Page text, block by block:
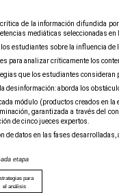
de la información difundida
mediáticas seleccionadas en
estudiantes sobre la influencia de
para analizar críticamente los
que los estudiantes consideran
desinformación: aborda los
módulo (productos creados en
garantizada a través del
de cinco jueces expertos.
de datos en las fases
etapa
para
el análisis